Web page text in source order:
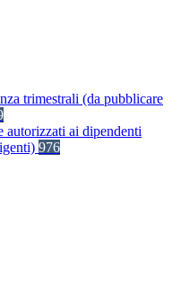
trimestrali (da pubblicare
autorizzati ai dipendenti
976